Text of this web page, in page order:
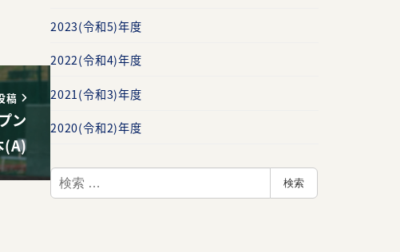
稿
ン
(A)
2023(令和5)年度
2022(令和4)年度
2021(令和3)年度
2020(令和2)年度
検
索
検索